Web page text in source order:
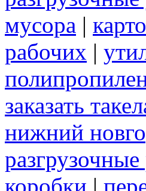
мусора |
рабочих |
заказать
нижний
коробки |